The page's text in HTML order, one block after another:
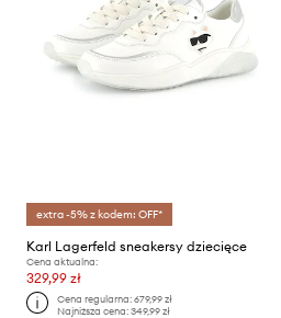
extra -5% z kodem: OFF*
Karl Lagerfeld sneakersy dziecięce
Cena aktualna:
329,99 zł
Cena regularna:679,99 zł
Najniższa cena:349,99 zł